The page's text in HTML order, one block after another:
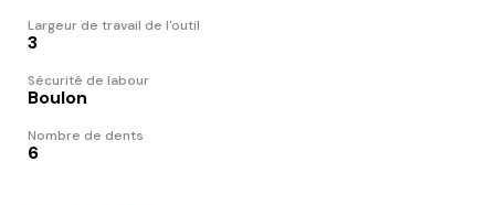
Largeur de travail de l'outil
3
Sécurité de labour
Boulon
Nombre de dents
6